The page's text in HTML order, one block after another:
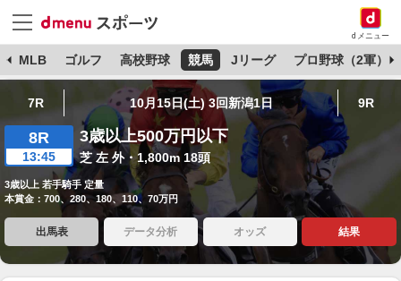
dメニュー
MLB ゴルフ 高校野球 競馬 Jリーグ プロ野球（2軍）
7R 10月15日(土) 3回新潟1日 9R
8R
13:45
3歳以上500万円以下
芝 左 外・1,800m 18頭
3歳以上 若手騎手 定量
本賞金：700、280、180、110、70万円
出馬表 データ分析 オッズ 結果